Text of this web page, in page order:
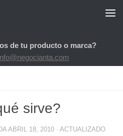
de tu producto o marca?
sirve?
ABRIL 18, 2010 · ACTUALIZADO